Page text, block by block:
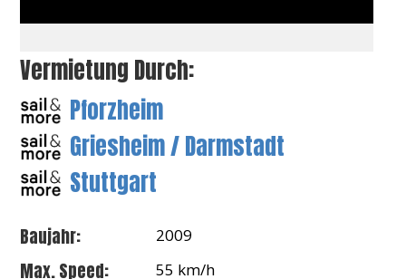
Vermietung Durch:
Pforzheim
Griesheim / Darmstadt
Stuttgart
Baujahr: 2009
Max. Speed: 55 km/h